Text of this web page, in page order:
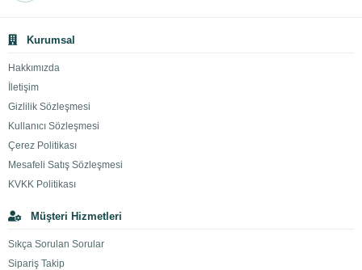
Kurumsal
Hakkımızda
İletişim
Gizlilik Sözleşmesi
Kullanıcı Sözleşmesi
Çerez Politikası
Mesafeli Satış Sözleşmesi
KVKK Politikası
Müşteri Hizmetleri
Sıkça Sorulan Sorular
Sipariş Takip